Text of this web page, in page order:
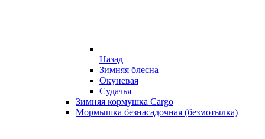
Назад
Зимняя блесна
Окуневая
Судачья
Зимняя кормушка Cargo
Мормышка безнасадочная (безмотылка)